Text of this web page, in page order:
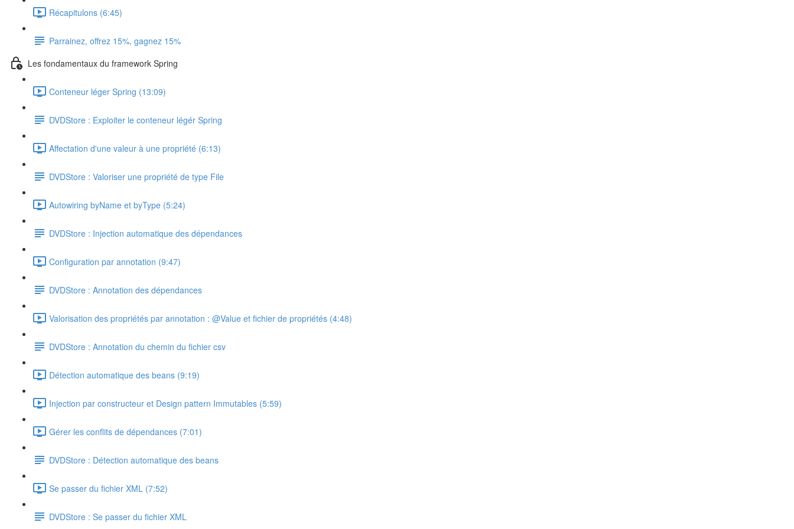
Récapitulons (6:45)
Parrainez, offrez 15%, gagnez 15%
Les fondamentaux du framework Spring
Conteneur léger Spring (13:09)
DVDStore : Exploiter le conteneur légér Spring
Affectation d'une valeur à une propriété (6:13)
DVDStore : Valoriser une propriété de type File
Autowiring byName et byType (5:24)
DVDStore : Injection automatique des dépendances
Configuration par annotation (9:47)
DVDStore : Annotation des dépendances
Valorisation des propriétés par annotation : @Value et fichier de propriétés (4:48)
DVDStore : Annotation du chemin du fichier csv
Détection automatique des beans (9:19)
Injection par constructeur et Design pattern Immutables (5:59)
Gérer les conflits de dépendances (7:01)
DVDStore : Détection automatique des beans
Se passer du fichier XML (7:52)
DVDStore : Se passer du fichier XML